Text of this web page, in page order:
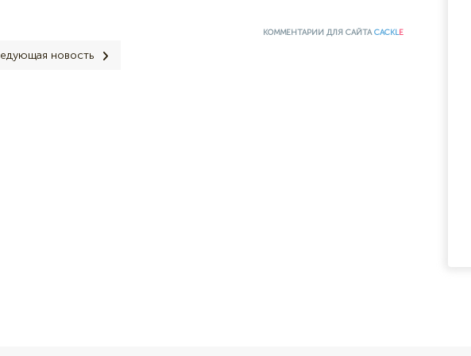
КОММЕНТАРИИ ДЛЯ САЙТАCACKLE
новость